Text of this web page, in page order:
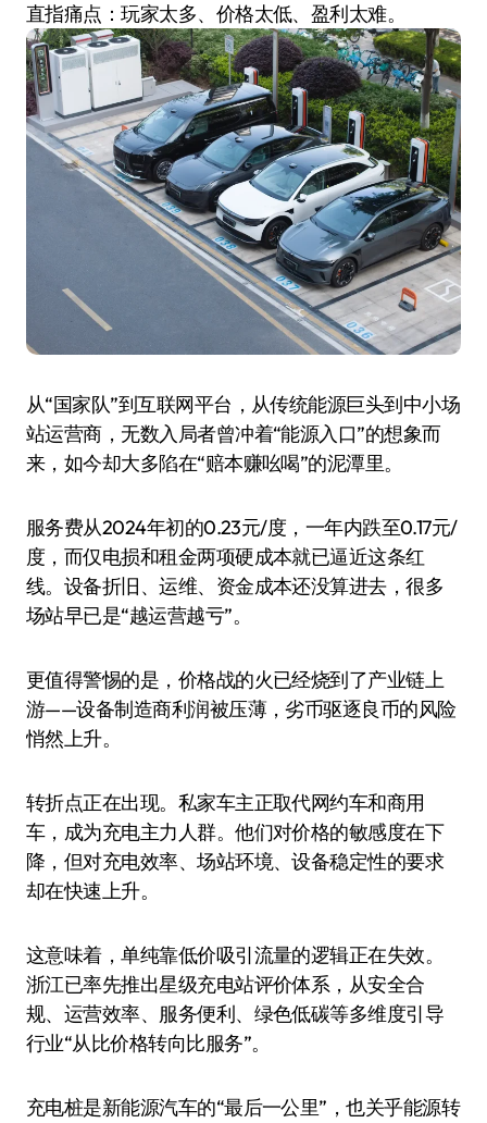
直指痛点：玩家太多、价格太低、盈利太难。
从“国家队”到互联网平台，从传统能源巨头到中小场
站运营商，无数入局者曾冲着“能源入口”的想象而
来，如今却大多陷在“赔本赚吆喝”的泥潭里。
服务费从2024年初的0.23元/度，一年内跌至0.17元/
度，而仅电损和租金两项硬成本就已逼近这条红
线。设备折旧、运维、资金成本还没算进去，很多
场站早已是“越运营越亏”。
更值得警惕的是，价格战的火已经烧到了产业链上
游——设备制造商利润被压薄，劣币驱逐良币的风险
悄然上升。
转折点正在出现。私家车主正取代网约车和商用
车，成为充电主力人群。他们对价格的敏感度在下
降，但对充电效率、场站环境、设备稳定性的要求
却在快速上升。
这意味着，单纯靠低价吸引流量的逻辑正在失效。
浙江已率先推出星级充电站评价体系，从安全合
规、运营效率、服务便利、绿色低碳等多维度引导
行业“从比价格转向比服务”。
充电桩是新能源汽车的“最后一公里”，也关乎能源转